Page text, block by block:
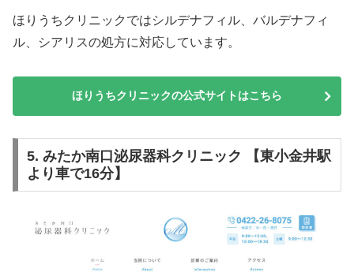
ほりうちクリニックではシルデナフィル、バルデナフィ
ル、シアリスの処方に対応しています。
ほりうちクリニックの公式サイトはこちら
5. みたか南口泌尿器科クリニック 【東小金井駅
より車で16分】